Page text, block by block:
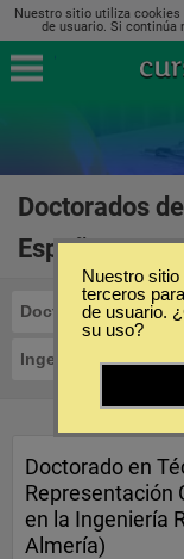
Nuestro sitio utiliza cookies
de usuario. Si continúa
Doctorados
España
Doctorados
Ingeniería
Doctorado en
Representación
en la Ingeniería
Almería)
Nuestro
terceros
de usuario.
su uso?